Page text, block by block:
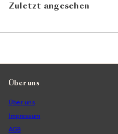
Zuletzt angesehen
Über uns
Über uns
Impressum
AGB